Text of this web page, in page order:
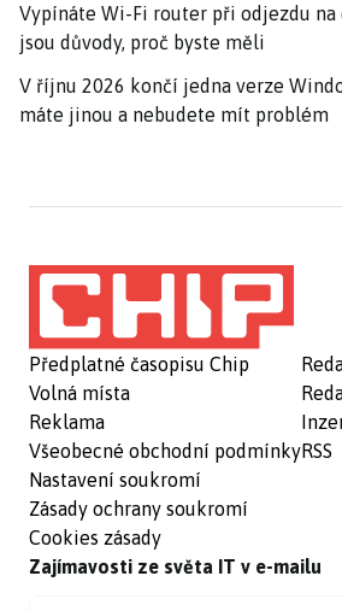
Vypínáte Wi-Fi router při odjezdu na
jsou důvody, proč byste měli
V říjnu 2026 končí jedna verze
máte jinou a nebudete mít problém
Předplatné časopisu Chip
Volná místa
Reklama
Všeobecné obchodní podmínky
Nastavení soukromí
Zásady ochrany soukromí
Cookies zásady
RSS
Zajímavosti ze světa IT v e-mailu